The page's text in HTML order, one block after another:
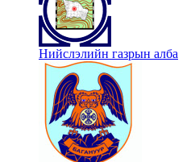
Нийслэлийн газрын алба